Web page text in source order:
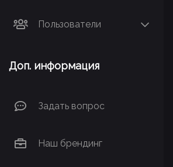
Пользователи
Доп. информация
Задать вопрос
Наш брендинг